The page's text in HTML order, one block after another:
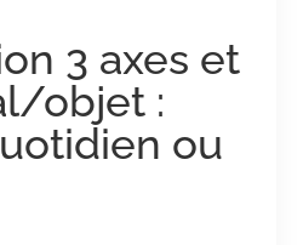
connecter
directement à
deux émetteurs
DJI Mic 2/Mic Mini,
assurant un son
3 axes et
objet :
ou